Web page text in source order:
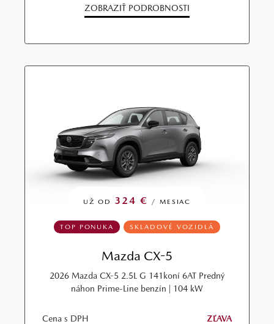
ZOBRAZIŤ PODROBNOSTI
UŽ OD 324 € / MESIAC
TOP PONUKA SKLADOVÉ VOZIDLÁ
Mazda CX-5
2026 Mazda CX-5 2.5L G 141koní 6AT Predný
náhon Prime-Line benzín | 104 kW
Cena s DPH ZĽAVA